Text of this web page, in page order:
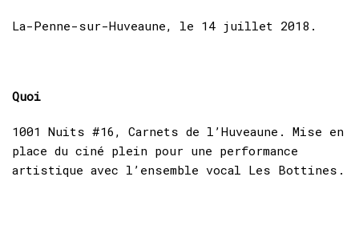
La-Penne-sur-Huveaune, le 14 juillet 2018.
Quoi
1001 Nuits #16, Carnets de l’Huveaune. Mise en
place du ciné plein pour une performance
artistique avec l’ensemble vocal Les Bottines.